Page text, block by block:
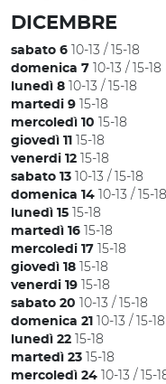
DICEMBRE
sabato 6 10-13 / 15-18
domenica 7 10-13 / 15-18
lunedì 8 10-13 / 15-18
martedi 9 15-18
mercoledì 10 15-18
giovedì 11 15-18
venerdi 12 15-18
sabato 13 10-13 / 15-18
domenica 14 10-13 / 15-18
lunedì 15 15-18
martedì 16 15-18
mercoledi 17 15-18
giovedì 18 15-18
venerdi 19 15-18
sabato 20 10-13 / 15-18
domenica 21 10-13 / 15-18
lunedì 22 15-18
martedì 23 15-18
mercoledì 24 10-13 / 15-